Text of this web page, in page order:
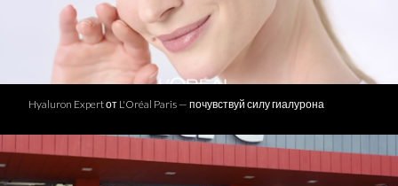
Hyaluron Expert от L'Oréal Paris — почувствуй силу гиалурона